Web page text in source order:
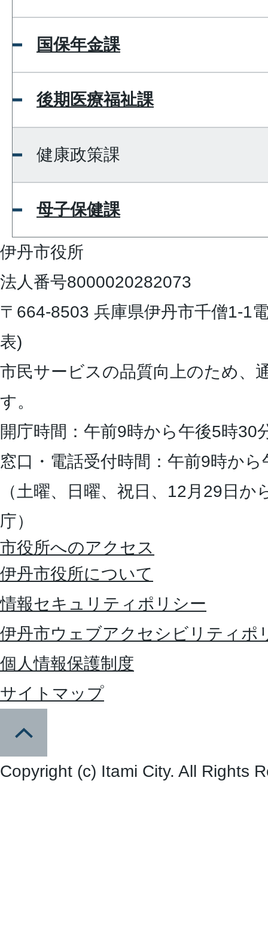
国保年金課
後期医療福祉課
健康政策課
母子保健課
伊丹市役所
法人番号8000020282073
〒664-8503 兵庫県伊丹市千僧1-1
表)
市民サービスの品質向上のため、
す。
開庁時間：午前9時から午後5時30
窓口・電話受付時間：午前9時か
（土曜、日曜、祝日、12月29日
庁）
市役所へのアクセス
伊丹市役所について
情報セキュリティポリシー
伊丹市ウェブアクセシビリティポ
個人情報保護制度
サイトマップ
Copyright (c) Itami City. All Rights